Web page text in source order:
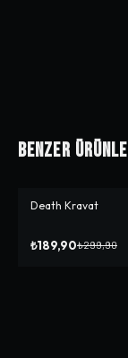
Benzer
-%37
Death Kravat
₺189,90₺299,90